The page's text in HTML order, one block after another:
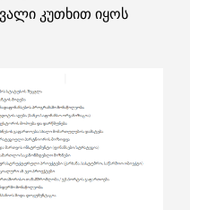
კუთხით იყოს